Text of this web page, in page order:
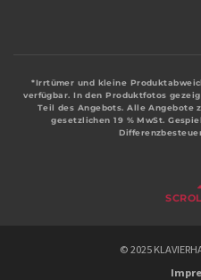
*Irrtümer und kleine
verfügbar. In den Produktfotos
Teil des Angebots. Alle Angebote
gesetzlichen 19 % MwSt.
© 2025